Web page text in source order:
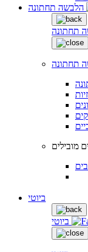
תחתונה
תחתונה
מובילים
ביוטי
ביוטי